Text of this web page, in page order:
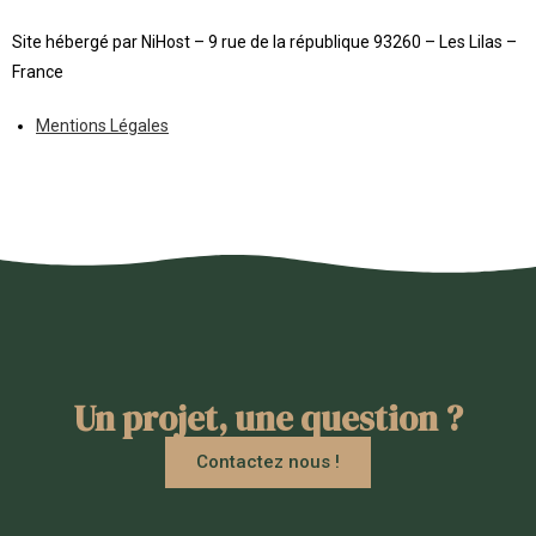
Site hébergé par NiHost – 9 rue de la république 93260 – Les Lilas –
France
Mentions Légales
Un projet, une question ?
Contactez nous !